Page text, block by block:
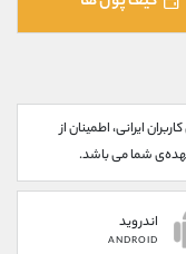
ایرانی، اطمینان از
شما می باشد.
اندروید
ANDROID